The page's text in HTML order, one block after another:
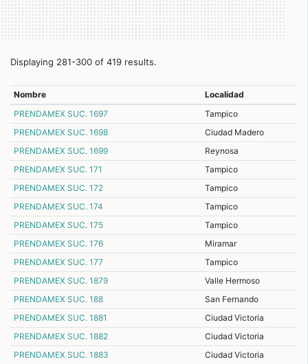
Displaying 281-300 of 419 results.
Nombre
Localidad
PRENDAMEX SUC. 1697
Tampico
PRENDAMEX SUC. 1698
Ciudad Madero
PRENDAMEX SUC. 1699
Reynosa
PRENDAMEX SUC. 171
Tampico
PRENDAMEX SUC. 172
Tampico
PRENDAMEX SUC. 174
Tampico
PRENDAMEX SUC. 175
Tampico
PRENDAMEX SUC. 176
Miramar
PRENDAMEX SUC. 177
Tampico
PRENDAMEX SUC. 1879
Valle Hermoso
PRENDAMEX SUC. 188
San Fernando
PRENDAMEX SUC. 1881
Ciudad Victoria
PRENDAMEX SUC. 1882
Ciudad Victoria
PRENDAMEX SUC. 1883
Ciudad Victoria